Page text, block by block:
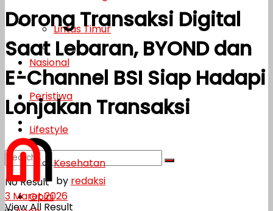
Lifestyle
Kesehatan
Opini
DPKA
Nanggroe TV
No Result
View All Result
Lintas Timur
Nasional
Peristiwa
Lifestyle
Kesehatan
Opini
Dorong Transaksi Digital
Saat Lebaran, BYOND dan
E-Channel BSI Siap Hadapi
Lonjakan Transaksi
by redaksi
3 Maret 2026